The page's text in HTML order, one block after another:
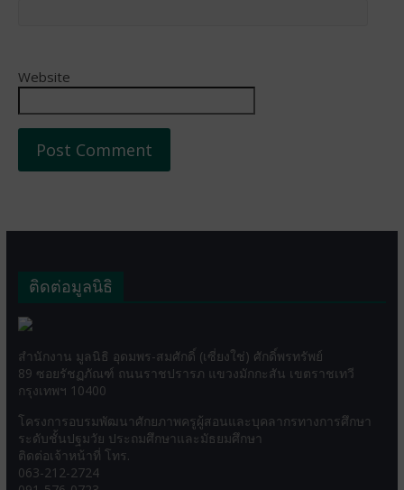
Website
ติดต่อมูลนิธิ
สำนักงาน มูลนิธิ อุดมพร-สมศักดิ์ (เซี่ยงใช่) ศักดิ์พรทรัพย์
89 ซอยรัชฏภัณฑ์ ถนนราชปรารภ แขวงมักกะสัน เขตราชเทวี
กรุงเทพฯ 10400
โครงการอบรมพัฒนาศักยภาพครูผู้สอนและบุคลากรทางการศึกษา
ระดับชั้นปฐมวัย ประถมศึกษาและมัธยมศึกษา
ติดต่อเจ้าหน้าที่ โทร.
063-212-2724